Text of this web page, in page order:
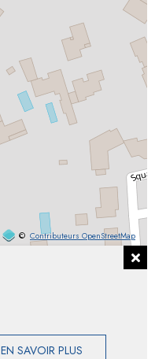
© Contributeurs OpenStreetMap
EN SAVOIR PLUS